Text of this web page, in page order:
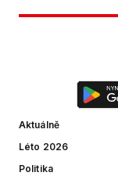
Aktuálně
Léto 2026
Politika